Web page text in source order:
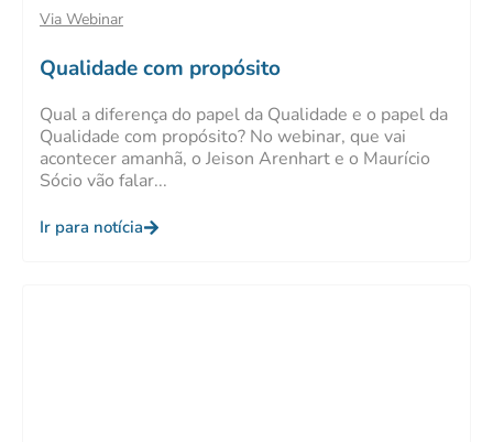
Via Webinar
Qualidade com propósito
Qual a diferença do papel da Qualidade e o papel da
Qualidade com propósito? No webinar, que vai
acontecer amanhã, o Jeison Arenhart e o Maurício
Sócio vão falar...
Ir para notícia